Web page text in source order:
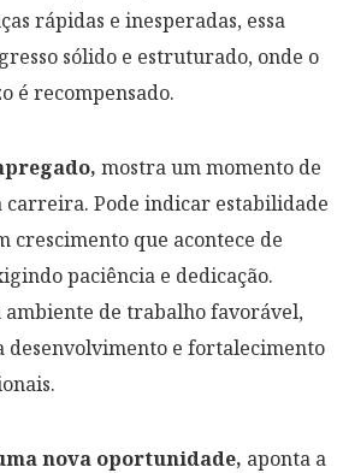
rápidas e inesperadas, essa
sólido e estruturado, onde o
é recompensado.
mostra um momento de
carreira. Pode indicar estabilidade
crescimento que acontece de
paciência e dedicação.
ambiente de trabalho favorável,
desenvolvimento e fortalecimento
nova oportunidade, aponta a